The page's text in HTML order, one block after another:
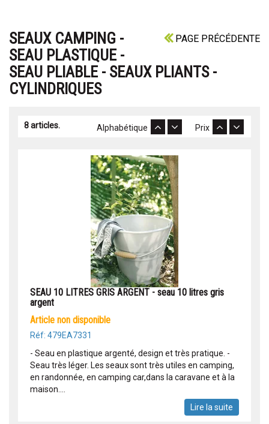
PAGE PRÉCÉDENTE
SEAUX CAMPING -
SEAU PLASTIQUE -
SEAU PLIABLE - SEAUX PLIANTS -
CYLINDRIQUES
8 articles. Prix
Alphabétique
SEAU 10 LITRES GRIS ARGENT - seau 10 litres gris
argent
article non disponible
Réf: 479EA7331
- Seau en plastique argenté, design et très pratique. -
Seau très léger. Les seaux sont très utiles en camping,
en randonnée, en camping car,dans la caravane et à la
maison....
Lire la suite